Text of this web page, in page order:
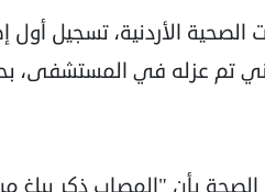
الصحية الأردنية، تسجيل
تم عزله في المستشفى،